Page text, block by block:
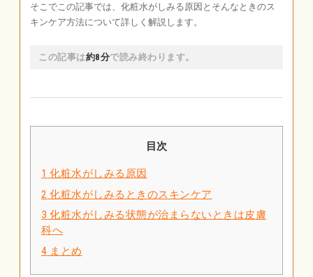
そこでこの記事では、化粧水がしみる原因とそんなときのス
キンケア方法について詳しく解説します。
この記事は約8分で読み終わります。
目次
1 化粧水がしみる原因
2 化粧水がしみるときのスキンケア
3 化粧水がしみる状態が治まらないときは皮膚
科へ
4 まとめ